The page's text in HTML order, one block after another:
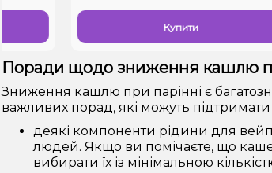
Поради щодо зниження кашлю
Зниження кашлю при парінні є
важливих порад, які можуть
деякі компоненти рідини для
людей. Якщо ви помічаєте, що
вибирати їх із мінімальною